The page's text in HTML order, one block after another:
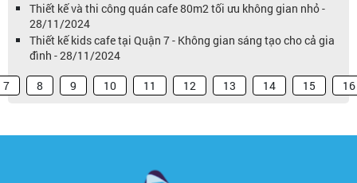
Thiết kế và thi công quán cafe 80m2 tối ưu không gian nhỏ -
28/11/2024
Thiết kế kids cafe tại Quận 7 - Không gian sáng tạo cho cả gia
đình - 28/11/2024
7 8 9 10 11 12 13 14 15 16